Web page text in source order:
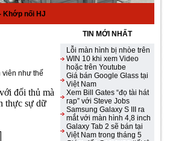
Khớp nối HJ
viên như thế
đối thủ mà
thực sự dữ
TIN MỚI NHẤT
Lỗi màn hình bị nhòe trên
WIN 10 khi xem Video
hoặc trên Youtube
Giá bán Google Glass tại
Việt Nam
Xem Bill Gates “đọ tài hát
rap” với Steve Jobs
Samsung Galaxy S III ra
mắt với màn hình 4,8 inch
Galaxy Tab 2 sẽ bán tại
Việt Nam trong tháng 5
Giám đốc Samsung tiết lộ
ngày ra mắt Galaxy S III
Cận cảnh Samsung